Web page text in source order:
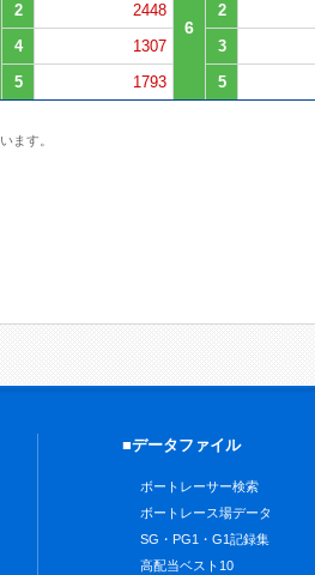
6
2 2448 2
4 1307 3
5 1793 5
ます。
■データファイル
ボートレーサー検索
ボートレース場データ
SG・PG1・G1記録集
高配当ベスト10